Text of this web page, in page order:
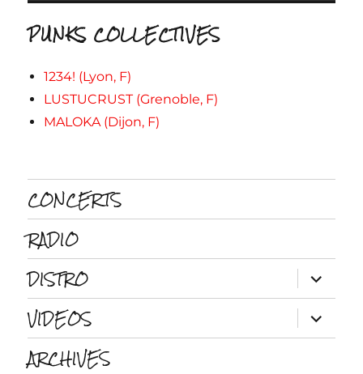
PUNKS COLLECTIVES
1234! (Lyon, F)
LUSTUCRUST (Grenoble, F)
MALOKA (Dijon, F)
CONCERTS
RADIO
DISTRO
ouvrir
le
sous-
menu
VIDEOS ouvrir
le
sous-
ARCHIVES